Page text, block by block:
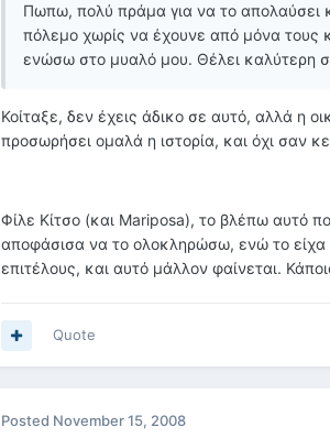
Πωπω, πολύ πράμα για να το απολαύσει
πόλεμο χωρίς να έχουνε από μόνα τους
ενώσω στο μυαλό μου. Θέλει καλύτερη
Κοίταξε, δεν έχεις άδικο σε αυτό, αλλά η
προσωρήσει ομαλά η ιστορία, και όχι σαν
Φίλε Κίτσο (και Mariposa), το βλέπω αυτό
αποφάσισα να το ολοκληρώσω, ενώ το είχα
επιτέλους, και αυτό μάλλον φαίνεται.
Quote
Posted November 15, 2008